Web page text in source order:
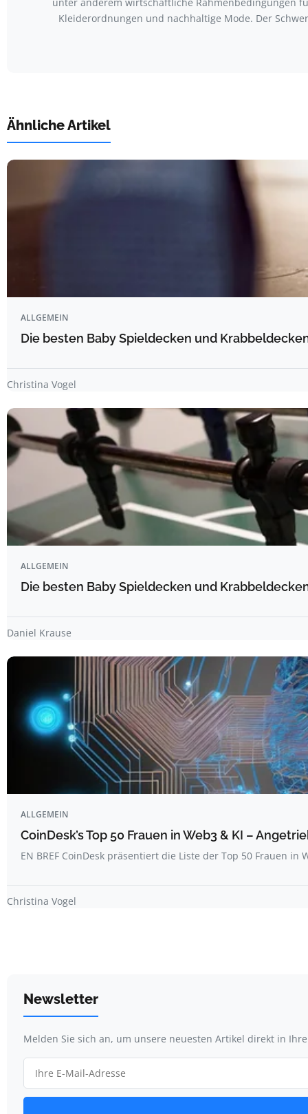
Kleiderordnungen und nachhaltige Mode. Der
Ähnliche Artikel
ALLGEMEIN
Die besten Baby Spieldecken und
Christina Vogel
ALLGEMEIN
Die besten Baby Spieldecken und
Daniel Krause
ALLGEMEIN
CoinDesk’s Top 50 Frauen in Web3 & KI –
EN BREF CoinDesk präsentiert die Liste der Top 50 Frauen in
Christina Vogel
Newsletter
Melden Sie sich an, um unsere neuesten Artikel direkt in